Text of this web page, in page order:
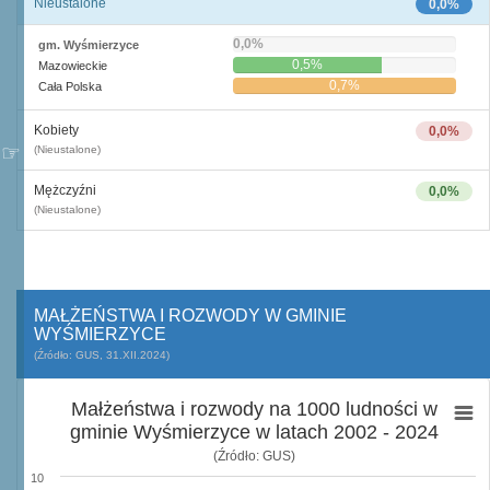
0,0%
Nieustalone
gm. Wyśmierzyce 0,0%
Mazowieckie 0,5%
Cała Polska 0,7%
0,0%
Kobiety
(Nieustalone)
0,0%
Mężczyźni
(Nieustalone)
MAŁŻEŃSTWA I ROZWODY W GMINIE
WYŚMIERZYCE
(Źródło: GUS, 31.XII.2024)
Małżeństwa i rozwody na 1000 ludności w
gminie Wyśmierzyce w latach 2002 - 2024
(Źródło: GUS)
10